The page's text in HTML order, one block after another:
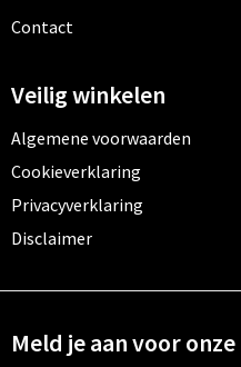
Contact
Veilig winkelen
Algemene voorwaarden
Cookieverklaring
Privacyverklaring
Disclaimer
Meld je aan voor